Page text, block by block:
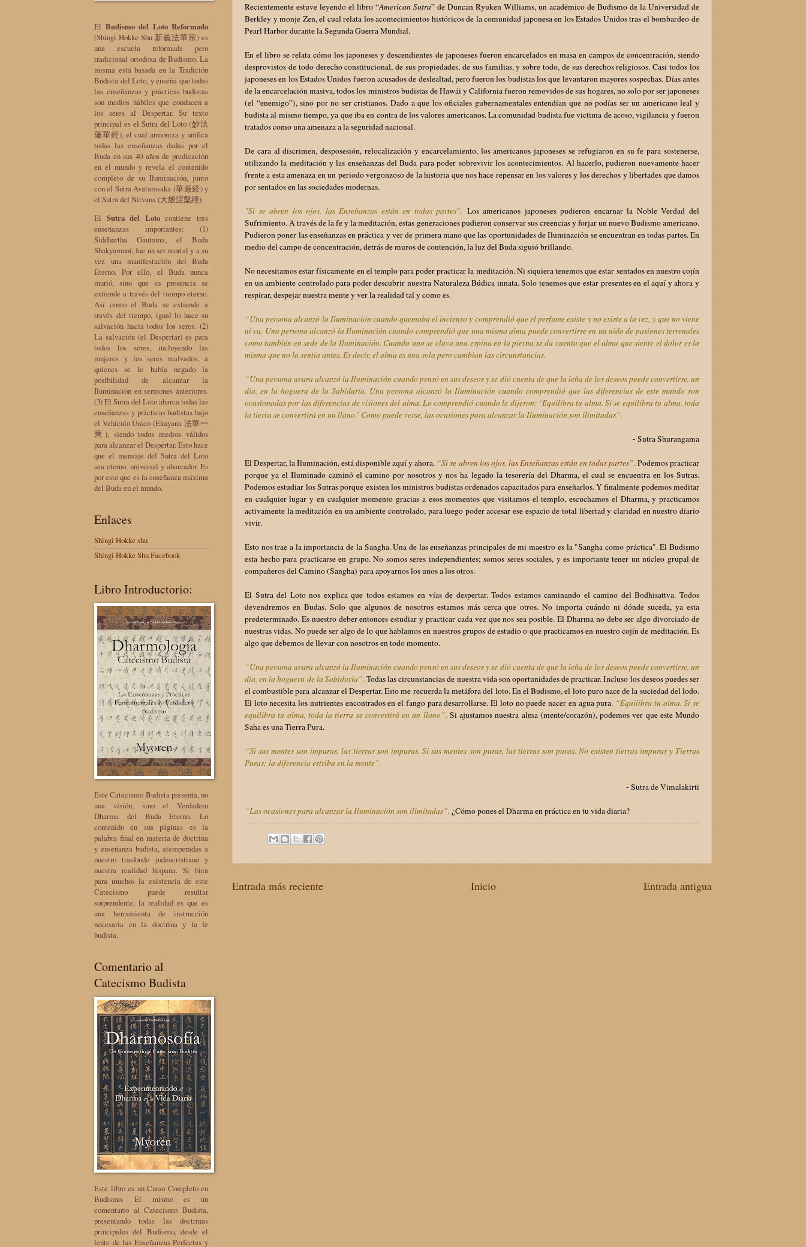
Recientemente estuve leyendo el libro “American Sutra” de Duncan Ryuken Williams, un académico de Budismo de la Universidad de
Berkley y monje Zen, el cual relata los acontecimientos históricos de la comunidad japonesa en los Estados Unidos tras el bombardeo de
Pearl Harbor durante la Segunda Guerra Mundial.
En el libro se relata cómo los japoneses y descendientes de japoneses fueron encarcelados en masa en campos de concentración, siendo
desprovistos de todo derecho constitucional, de sus propiedades, de sus familias, y sobre todo, de sus derechos religiosos. Casi todos los
japoneses en los Estados Unidos fueron acusados de deslealtad, pero fueron los budistas los que levantaron mayores sospechas. Días antes
de la encarcelación masiva, todos los ministros budistas de Hawái y California fueron removidos de sus hogares, no solo por ser japoneses
(el “enemigo”), sino por no ser cristianos. Dado a que los oficiales gubernamentales entendían que no podías ser un americano leal y
budista al mismo tiempo, ya que iba en contra de los valores americanos. La comunidad budista fue victima de acoso, vigilancia y fueron
tratados como una amenaza a la seguridad nacional.
De cara al discrimen, desposesión, relocalización y encarcelamiento, los americanos japoneses se refugiaron en su fe para sostenerse,
utilizando la meditación y las enseñanzas del Buda para poder sobrevivir los acontecimientos. Al hacerlo, pudieron nuevamente hacer
frente a esta amenaza en un periodo vergonzoso de la historia que nos hace repensar en los valores y los derechos y libertades que damos
por sentados en las sociedades modernas.
"Si se abren los ojos, las Enseñanzas están en todas partes". Los americanos japoneses pudieron encarnar la Noble Verdad del
Sufrimiento. A través de la fe y la meditación, estas generaciones pudieron conservar sus creencias y forjar un nuevo Budismo americano.
Pudieron poner las enseñanzas en práctica y ver de primera mano que las oportunidades de Iluminación se encuentran en todas partes. En
medio del campo de concentración, detrás de muros de contención, la luz del Buda siguió brillando.
No necesitamos estar físicamente en el templo para poder practicar la meditación. Ni siquiera tenemos que estar sentados en nuestro cojín
en un ambiente controlado para poder descubrir nuestra Naturaleza Búdica innata. Solo tenemos que estar presentes en el aquí y ahora y
respirar, despejar nuestra mente y ver la realidad tal y como es.
“Una persona alcanzó la Iluminación cuando quemaba el incienso y comprendió que el perfume existe y no existe a la vez, y que no viene
ni va. Una persona alcanzó la Iluminación cuando comprendió que una misma alma puede convertirse en un nido de pasiones terrenales
como también en sede de la Iluminación. Cuando uno se clava una espina en la pierna se da cuenta que el alma que siente el dolor es la
misma que no la sentía antes. Es decir, el alma es una sola pero cambian las circunstancias.
“Una persona avara alcanzó la Iluminación cuando pensó en sus deseos y se dió cuenta de que la leña de los deseos puede convertirse, un
día, en la hoguera de la Sabiduría. Una persona alcanzó la Iluminación cuando comprendió que las diferencias de este mundo son
ocasionadas por las diferencias de visiones del alma. Lo comprendió cuando le dijeron: ‘Equilibra tu alma. Si se equilibra tu alma, toda
la tierra se convertirá en un llano.’ Como puede verse, las ocasiones para alcanzar la Iluminación son ilimitadas”.
- Sutra Shurangama
El Despertar, la Iluminación, está disponible aquí y ahora. “Si se abren los ojos, las Enseñanzas están en todas partes”.Podemos practicar
porque ya el Iluminado caminó el camino por nosotros y nos ha legado la tesorería del Dharma, el cual se encuentra en los Sutras.
Podemos estudiar los Sutras porque existen los ministros budistas ordenados capacitados para enseñarlos. Y finalmente podemos meditar
en cualquier lugar y en cualquier momento gracias a esos momentos que visitamos el templo, escuchamos el Dharma, y practicamos
activamente la meditación en un ambiente controlado, para luego poder accesar ese espacio de total libertad y claridad en nuestro diario
vivir.
Esto nos trae a la importancia de la Sangha. Una de las enseñanzas principales de mi maestro es la "Sangha como práctica". El Budismo
esta hecho para practicarse en grupo. No somos seres independientes; somos seres sociales, y es importante tener un núcleo grupal de
compañeros del Camino (Sangha) para apoyarnos los unos a los otros.
El Sutra del Loto nos explica que todos estamos en vías de despertar. Todos estamos caminando el camino del Bodhisattva. Todos
devendremos en Budas. Solo que algunos de nosotros estamos más cerca que otros. No importa cuándo ni dónde suceda, ya esta
predeterminado. Es nuestro deber entonces estudiar y practicar cada vez que nos sea posible. El Dharma no debe ser algo divorciado de
nuestras vidas. No puede ser algo de lo que hablamos en nuestros grupos de estudio o que practicamos en nuestro cojín de meditación. Es
algo que debemos de llevar con nosotros en todo momento.
“Una persona avara alcanzó la Iluminación cuando pensó en sus deseos y se dió cuenta de que la leña de los deseos puede convertirse, un
día, en la hoguera de la Sabiduría”.Todas las circunstancias de nuestra vida son oportunidades de practicar. Incluso los deseos puedes ser
el combustible para alcanzar el Despertar. Esto me recuerda la metáfora del loto. En el Budismo, el loto puro nace de la suciedad del lodo.
El loto necesita los nutrientes encontrados en el fango para desarrollarse. El loto no puede nacer en agua pura. “Equilibra tu alma. Si se
equilibra tu alma, toda la tierra se convertirá en un llano”. Si ajustamos nuestra alma (mente/corazón), podemos ver que este Mundo
Saha es una Tierra Pura.
“Si sus mentes son impuras, las tierras son impuras. Si sus mentes son puras, las tierras son puras. No existen tierras impuras y Tierras
Puras; la diferencia estriba en la mente”.
- Sutra de Vimalakirti
“Las ocasiones para alcanzar la Iluminación son ilimitadas”. ¿Cómo pones el Dharma en práctica en tu vida diaria?
Entrada más reciente Entrada antigua
Inicio
El Budismo del Loto Reformado
(Shingi Hokke Shu 新義法華宗) es
una escuela reformada pero
tradicional ortodoxa de Budismo. La
misma está basada en la Tradición
Budista del Loto, y enseña que todas
las enseñanzas y prácticas budistas
son medios hábiles que conducen a
los seres al Despertar. Su texto
principal es el Sutra del Loto (妙法
蓮華經), el cual armoniza y unifica
todas las enseñanzas dadas por el
Buda en sus 40 años de predicación
en el mundo y revela el contenido
completo de su Iluminación, junto
con el Sutra Avatamsaka (華厳経) y
el Sutra del Nirvana (大般涅槃經).
El Sutra del Lotocontiene tres
enseñanzas importantes: (1)
Siddhartha Gautama, el Buda
Shakyamuni, fue un ser mortal y a su
vez una manifestación del Buda
Eterno. Por ello, el Buda nunca
murió, sino que su presencia se
extiende a través del tiempo eterno.
Así como el Buda se extiende a
través del tiempo, igual lo hace su
salvación hacia todos los seres. (2)
La salvación (el Despertar) es para
todos los seres, incluyendo las
mujeres y los seres malvados, a
quienes se le había negado la
posibilidad de alcanzar la
Iluminación en sermones anteriores.
(3) El Sutra del Loto abarca todas las
enseñanzas y prácticas budistas bajo
el Vehículo Único (Ekayana 法華一
乘), siendo todos medios válidos
para alcanzar el Despertar. Esto hace
que el mensaje del Sutra del Loto
sea eterno, universal y abarcador. Es
por esto que es la enseñanza máxima
del Buda en el mundo.
Enlaces
Shingi Hokke shu
Shingi Hokke Shu Facebook
Libro Introductorio:
Este Catecismo Budista presenta, no
una visión, sino el Verdadero
Dharma del Buda Eterno. Lo
contenido en sus páginas es la
palabra final en materia de doctrina
y enseñanza budista, atemperadas a
nuestro trasfondo judeocristiano y
nuestra realidad hispana. Si bien
para muchos la existencia de este
Catecismo puede resultar
sorprendente, la realidad es que es
una herramienta de instrucción
necesaria en la doctrina y la fe
budista.
Comentario al
Catecismo Budista
Este libro es un Curso Completo en
Budismo. El mismo es un
comentario al Catecismo Budista,
presentando todas las doctrinas
principales del Budismo, desde el
lente de las Enseñanzas Perfectas y